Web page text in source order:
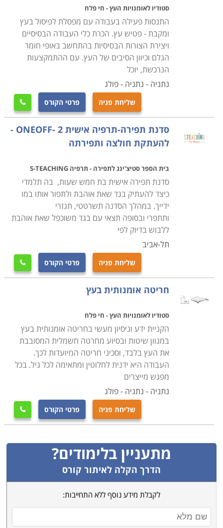
כמות משמעותית של ידע.
סדנאות עשויות להתרחש במספר מודלים של העברה:
סדנאות קצרות של יום אחד, סדנאות דו יומיים, סדנאות
שבועיות, ואף סדרת סדנאות המתפרשת על פני מספר
שבועות. במסגרת הסדנאות מחולקים לנוכחים חומרי לימוד
רלוונטיים לרבות דפי עבודה, סיכום החומר הנלמד וכדומה
מאפיין בולט של סדנאות הוא הלמידה וההתנסות הקבוצתית.
בסדנאות ניתן ללמד, ליישם ולהטמיע ידע הרבה מעבר
ליכולתה של הרצאה פרונטלית המיועדת להעביר כמות
בכל חלקי הסדנא, הם מקבלים הזדמנות ליישם את הנלמד
בזמן אמת, הם עצם, הם עם אחרים או הם לפני כולם. רבים
נחשפים לסיטואציות והתנסויות חדשות בחייהם, במהלך
סדנאות מיועדות לכל אדם המעוניין להרחיב את אופקיו,
ללמוד משהו החשוב לחייו, ולהרגיש שהוא עושה משהו עם
הידע הזה. הסדנאות מיועדות להעברת ידע וליישומו בזמן
אמת בשילוב כל הנוכחים, מה שמבטיח הטמעה טובה
ומהירה של הידע אצל הנוכחים.
סדנאות ניתנות במגוון רחב של מוסדות ופורמטים חברתיים,
וניתן להשתתף בהן בערים שונות ברחבי הארץ: חיפה, תל
אביב, נתניה, פתח תקווה, ירושלים ובאר שבע.
סטודיו לאומנויות העץ - חי פלח
התנסות פעילה בעבודה עם מפסלת לפיסול בעץ
ומקבת - פטיש עץ. הכרת כלי העבודה הבסיסיים
ויצירת הצורות הבסיסיות בהתחשב באופי חומר
הגלם וכיוון הסיבים של העץ. עם ההתמקצעות
הנרכשת, יוכל
נתניה - נתניה - פולג
שליחת פניה פרטי הקורס 
סדנת תפירה-תרפיה אישית ONEOFF- 2 -
להעתקת חולצה ותפירתה
בית הספר סטיצ'ינג לתפירה - תרפיה S-TEACHING
סדנת תפירה אישית בת חמש שעות, בה תלמדי
כיצד להעתיק בגד שאת אוהבת ולתפור אותו במו
ידייך. במהלך הסדנה תשרטטי, תגזרי
ותתפרי ובסופה תצאי עם בגד משוכפל שאת אוהבת
ללבוש בדיוק לפי
תל-אביב
שליחת פניה פרטי הקורס 
חריטה אומנותית בעץ
סטודיו לאומנויות העץ - חי פלח
הקניית ידע וניסיון מעשי בחריטה אומנותית בעץ
במגוון שיטות ובסיוע מחרטה חשמלית המסובבת
את העץ בלבד, וסכיני חריטה המיועדות לכך.
העבודה היא ידנית לחלוטין ומתאימה לכל גיל. בכל
מפגש מייצרים
נתניה - נתניה - פולג
שליחת פניה פרטי הקורס 
מתעניין בלימודים?
הדרך הקלה לאיתור קורס
לקבלת מידע נוסף ללא התחייבות: